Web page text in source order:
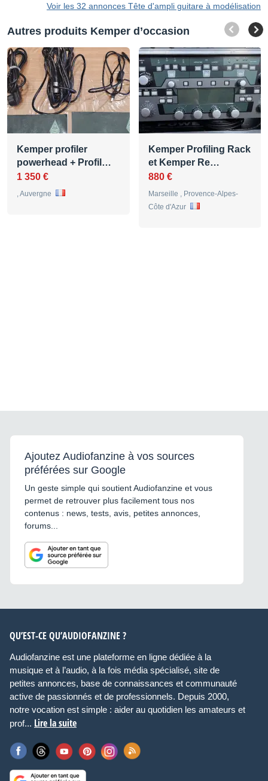
Voir les 32 annonces Tête d'ampli guitare à modélisation
Autres produits Kemper d’occasion
Kemper profiler
powerhead + Profil…
1 350 €
, Auvergne
Kemper Profiling Rack
et Kemper Re…
880 €
Marseille , Provence-Alpes-
Côte d'Azur
Ajoutez Audiofanzine à vos sources
préférées sur Google
Un geste simple qui soutient Audiofanzine et vous
permet de retrouver plus facilement tous nos
contenus : news, tests, avis, petites annonces,
forums...
QU’EST-CE QU’AUDIOFANZINE ?
Audiofanzine est une plateforme en ligne dédiée à la
musique et à l’audio, à la fois média spécialisé, site de
petites annonces, base de connaissances et communauté
active de passionnés et de professionnels. Depuis 2000,
notre vocation est simple : aider au quotidien les amateurs et
prof... Lire la suite